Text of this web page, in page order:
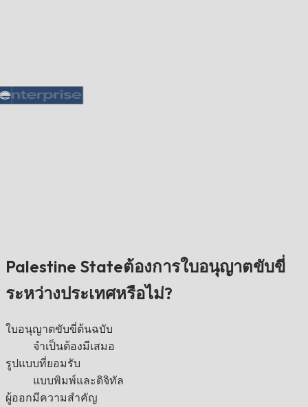
Palestine Stateต้องการใบอนุญาตขับขี่
ระหว่างประเทศหรือไม่?
ใบอนุญาตขับขี่ต้นฉบับ
จำเป็นต้องมีเสมอ
รูปแบบที่ยอมรับ
แบบพิมพ์และดิจิทัล
ผู้ออกมีความสำคัญ